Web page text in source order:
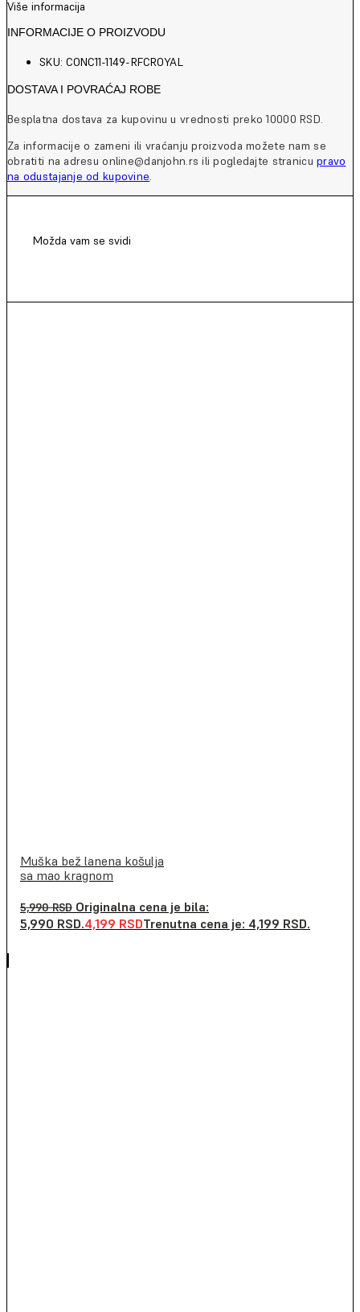
Više informacija
INFORMACIJE O PROIZVODU
SKU: CONC11-1149-RFCROYAL
DOSTAVA I POVRAĆAJ ROBE
Besplatna dostava za kupovinu u vrednosti preko 10000 RSD.
Za informacije o zameni ili vraćanju proizvoda možete nam se
obratiti na adresu online@danjohn.rs ili pogledajte stranicupravo
na odustajanje od kupovine.
Možda vam se svidi
Muška bež lanena košulja
sa mao kragnom
5,990RSD Originalna cena je bila:
5,990 RSD.4,199 RSDTrenutna cena je: 4,199 RSD.